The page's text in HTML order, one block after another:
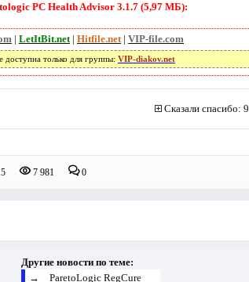
PC Health Advisor 3.1.7 (5,97 МБ):
| LetItBit.net| Hitfile.net| VIP-file.com
доступна только для группы: VIP-diakov.net
Сказали спасибо: 9
7 981 0
Другие новости по теме:
→ ParetoLogic RegCure